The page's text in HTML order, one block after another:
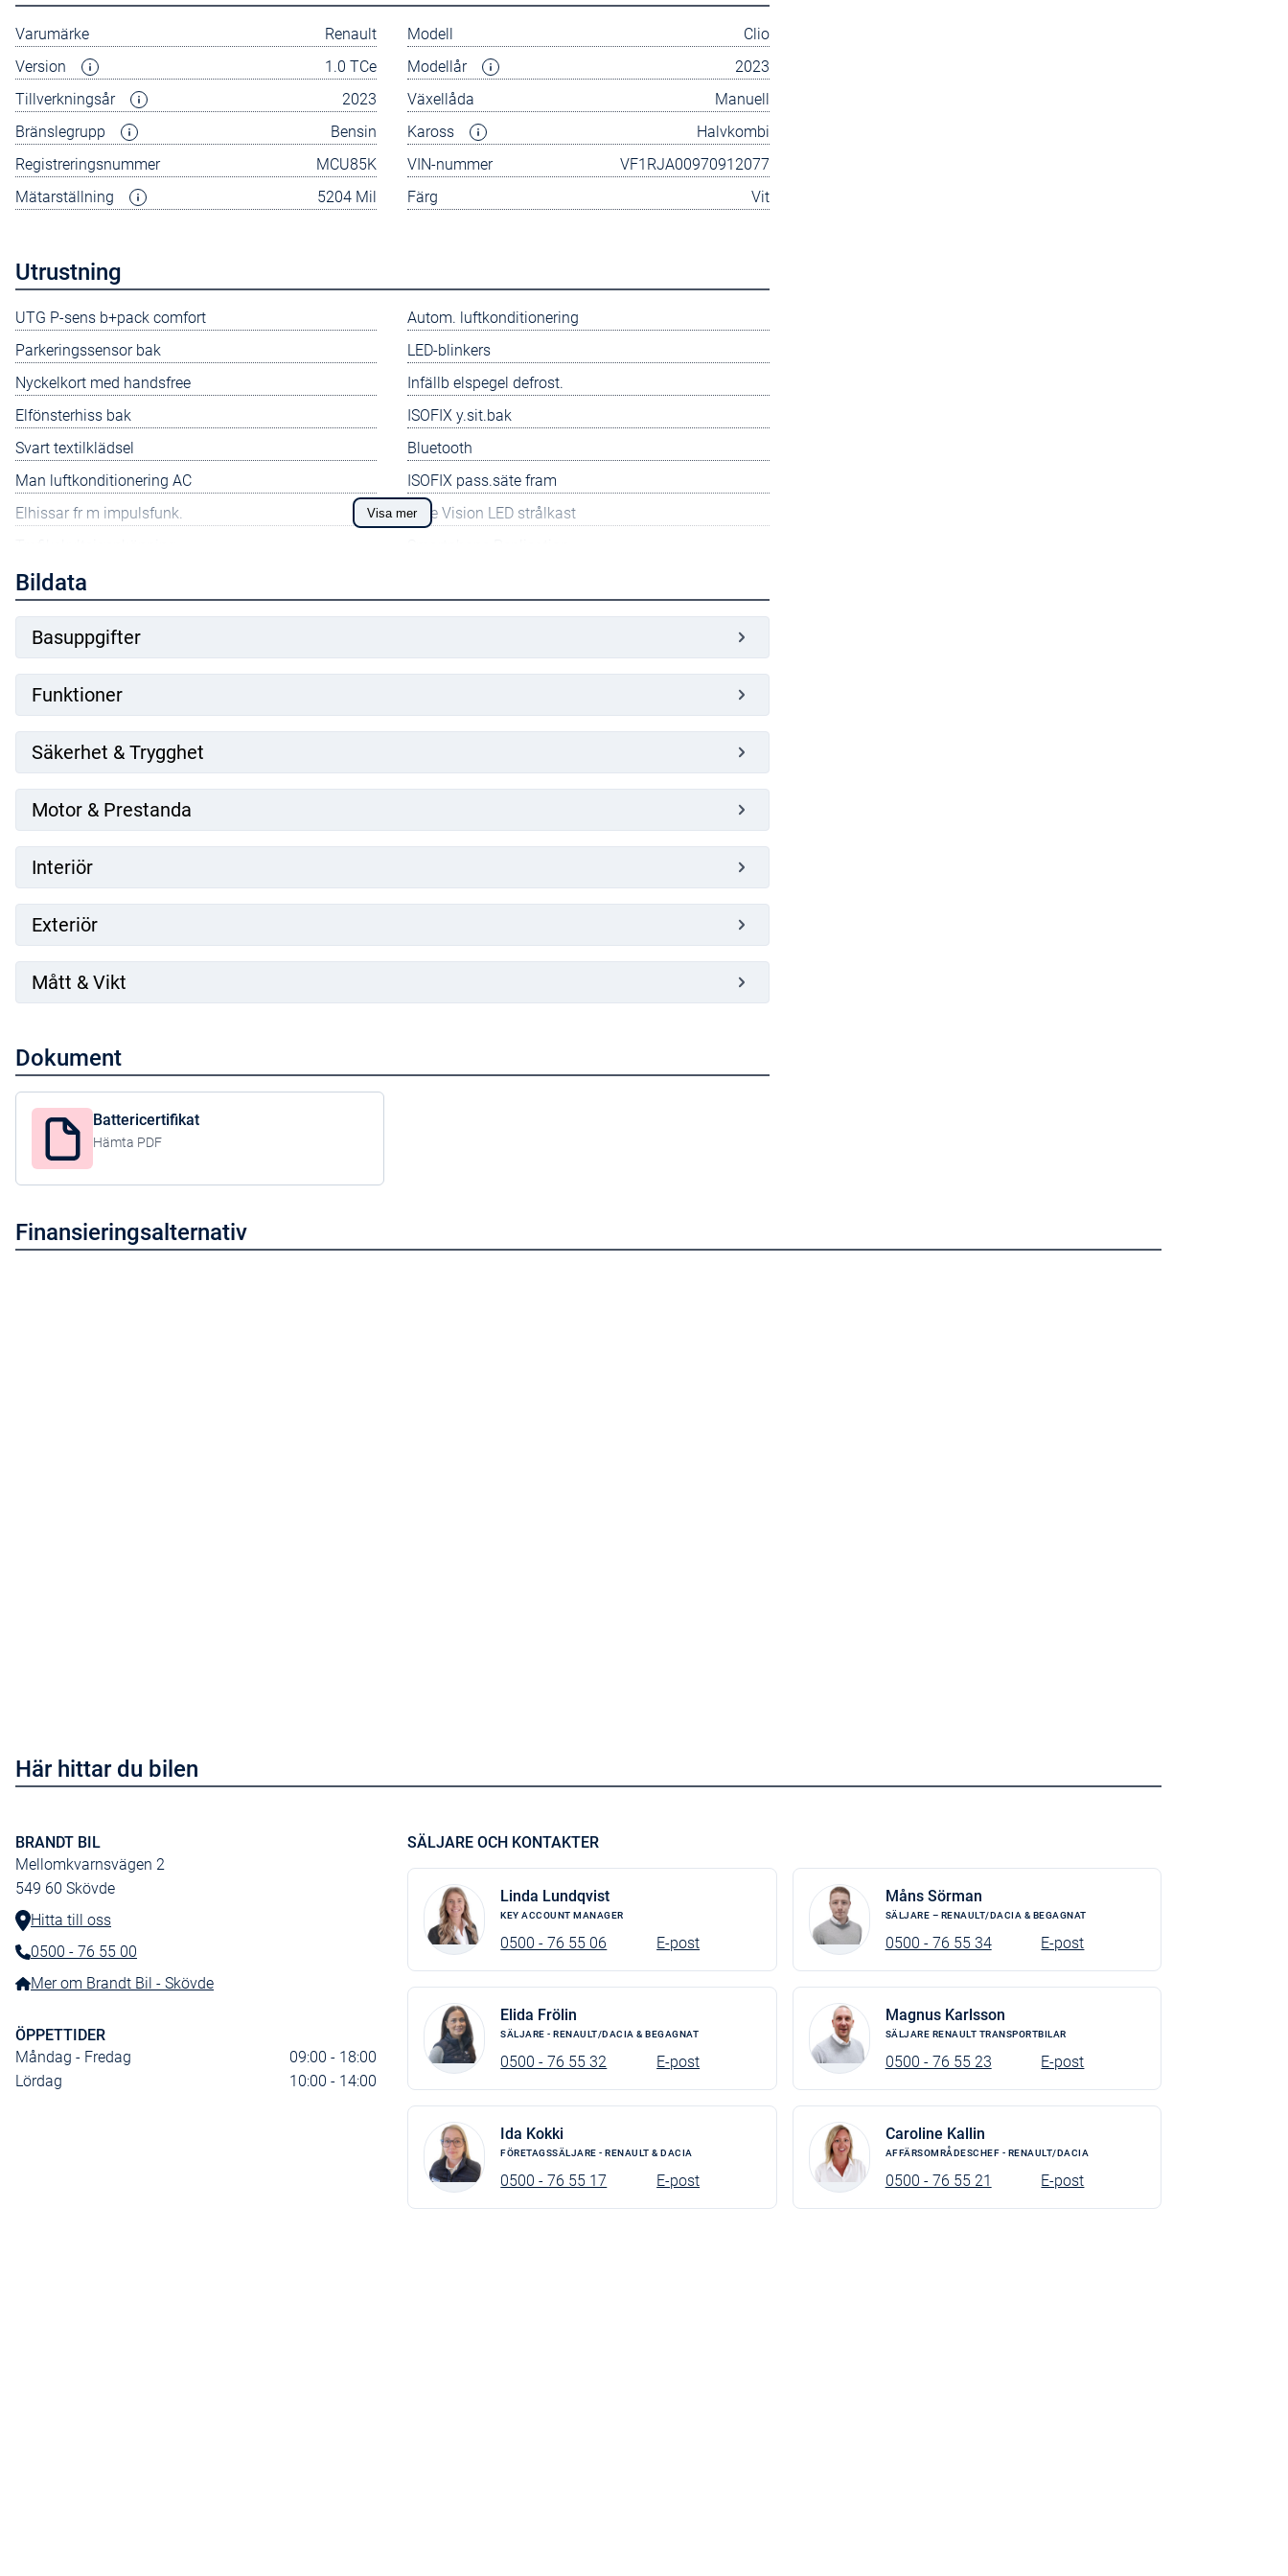
Varumärke Renault Modell
Clio
Version
1.0 TCe Modellår
2023
Tillverkningsår
2023 Växellåda
Manuell
Bränslegrupp
Bensin Kaross
Halvkombi
Registreringsnummer
MCU85K VIN-nummer
VF1RJA00970912077
Mätarställning
5204 Mil Färg Vit
Utrustning
UTG P-sens b+pack comfort
Autom. luftkonditionering
Parkeringssensor bak
LED-blinkers
Nyckelkort med handsfree
Infällb elspegel defrost.
Elfönsterhiss bak
ISOFIX y.sit.bak
Svart textilklädsel
Bluetooth
Man luftkonditionering AC
ISOFIX pass.säte fram
Elhissar fr m impulsfunk.
Pure Vision LED strålkast
Easy Link 7tMultimediasys
Visa mer
Bildata
Basuppgifter
Funktioner
Säkerhet & Trygghet
Motor & Prestanda
Interiör
Exteriör
Mått & Vikt
Dokument
Battericertifikat
Hämta PDF
Finansieringsalternativ
Här hittar du bilen
BRANDT BIL
Mellomkvarnsvägen 2
549 60 Skövde
Hitta till oss
Telefonnummer:
0500 - 76 55 00
Mer om Brandt Bil - Skövde
ÖPPETTIDER
Måndag - Fredag
09:00 - 18:00
Lördag
10:00 - 14:00
SÄLJARE OCH KONTAKTER
Linda Lundqvist
KEY ACCOUNT MANAGER
0500 - 76 55 06 E-post
Måns Sörman
SÄLJARE – RENAULT/DACIA & BEGAGNAT
0500 - 76 55 34 E-post
Elida Frölin
SÄLJARE - RENAULT/DACIA & BEGAGNAT
0500 - 76 55 32 E-post
Magnus Karlsson
SÄLJARE RENAULT TRANSPORTBILAR
0500 - 76 55 23 E-post
Ida Kokki
FÖRETAGSSÄLJARE - RENAULT & DACIA
0500 - 76 55 17 E-post
Caroline Kallin
AFFÄRSOMRÅDESCHEF - RENAULT/DACIA
0500 - 76 55 21 E-post